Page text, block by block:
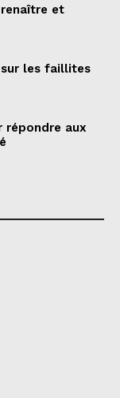
et
les faillites
répondre aux